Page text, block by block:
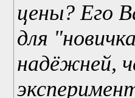
цены? Его
для
надёжней,